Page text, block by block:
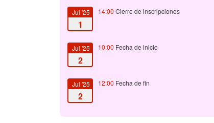
Jul '25
1
14:00 Cierre de inscripciones
Jul '25
2
10:00 Fecha de inicio
Jul '25
2
12:00 Fecha de fin